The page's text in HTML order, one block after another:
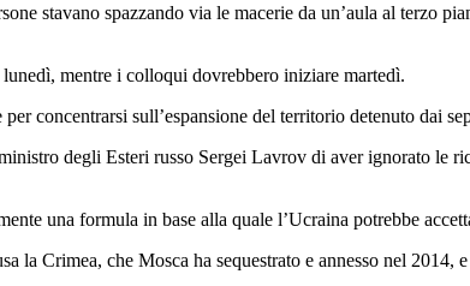
stavano spazzando via le macerie da un’aula al terzo
mentre i colloqui dovrebbero iniziare martedì.
concentrarsi sull’espansione del territorio detenuto dai
degli Esteri russo Sergei Lavrov di aver ignorato le
una formula in base alla quale l’Ucraina potrebbe
la Crimea, che Mosca ha sequestrato e annesso nel